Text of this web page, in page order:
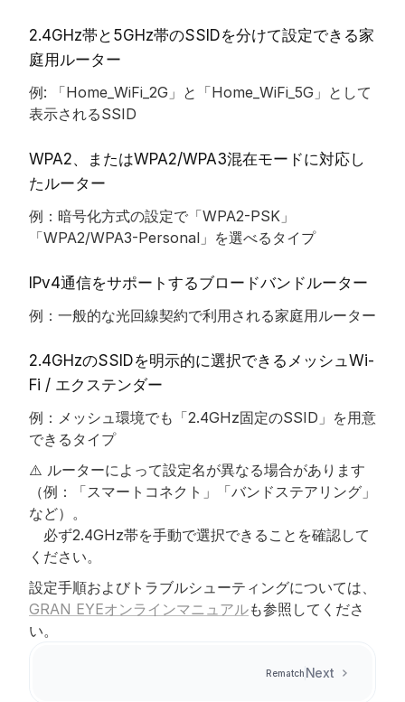
2.4GHz帯と5GHz帯のSSIDを分けて設定できる家
庭用ルーター
例: 「Home_WiFi_2G」と「Home_WiFi_5G」として
表示されるSSID
WPA2、またはWPA2/WPA3混在モードに対応し
たルーター
例：暗号化方式の設定で「WPA2-PSK」
「WPA2/WPA3-Personal」を選べるタイプ
IPv4通信をサポートするブロードバンドルーター
例：一般的な光回線契約で利用される家庭用ルーター
2.4GHzのSSIDを明示的に選択できるメッシュWi-
Fi / エクステンダー
例：メッシュ環境でも「2.4GHz固定のSSID」を用意
できるタイプ
⚠️ ルーターによって設定名が異なる場合があります
（例：「スマートコネクト」「バンドステアリング」
など）。
必ず2.4GHz帯を手動で選択できることを確認して
ください。
設定手順およびトラブルシューティングについては、
GRAN EYEオンラインマニュアルも参照してくださ
い。
Next
Rematch